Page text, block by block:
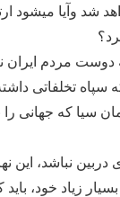
شد وآیا
دوست مردم ایران
تخلفاتی داشته
سیا که جهانی
دربین نباشد، این
زیاد خود،